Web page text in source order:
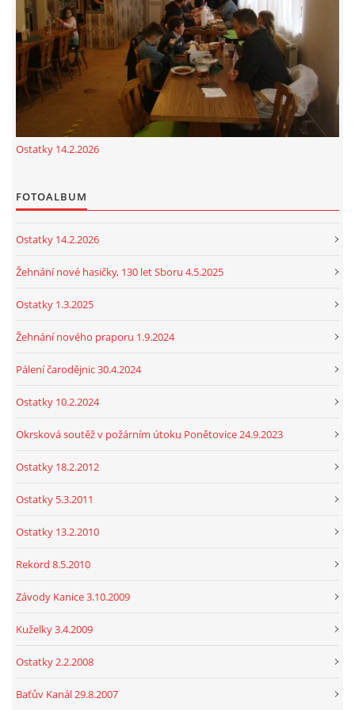
cenekji@seznam.cz
© 2026 eStránky.cz | RSS|Tisk| Nahoru ↑
Ostatky 14.2.2026
FOTOALBUM
Ostatky 14.2.2026
Žehnání nové hasičky, 130 let Sboru 4.5.2025
Ostatky 1.3.2025
Žehnání nového praporu 1.9.2024
Pálení čarodějnic 30.4.2024
Ostatky 10.2.2024
Okrsková soutěž v požárním útoku Ponětovice 24.9.2023
Ostatky 18.2.2012
Ostatky 5.3.2011
Ostatky 13.2.2010
Rekord 8.5.2010
Závody Kanice 3.10.2009
Kuželky 3.4.2009
Ostatky 2.2.2008
Baťův Kanál 29.8.2007